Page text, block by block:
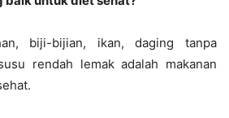
biji-bijian, ikan, daging tanpa
rendah lemak adalah makanan